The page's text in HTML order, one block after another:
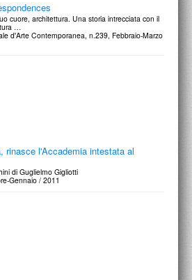
cuore, architettura. Una storia intrecciata con il
…
d'Arte Contemporanea, n.239, Febbraio-Marzo
rinasce l'Accademia intestata al
di Guglielmo Gigliotti
Gennaio / 2011